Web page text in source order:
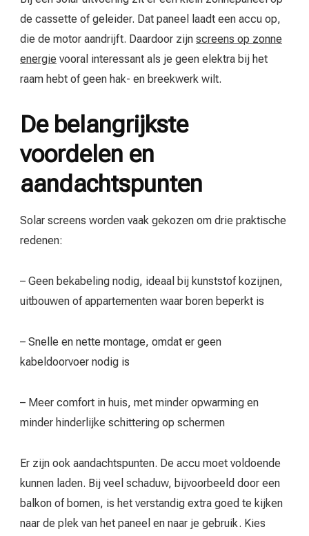
de cassette of geleider. Dat paneel laadt een accu op,
die de motor aandrijft. Daardoor zijn screens op zonne
energie vooral interessant als je geen elektra bij het
raam hebt of geen hak- en breekwerk wilt.
De belangrijkste
voordelen en
aandachtspunten
Solar screens worden vaak gekozen om drie praktische
redenen:
– Geen bekabeling nodig, ideaal bij kunststof kozijnen,
uitbouwen of appartementen waar boren beperkt is
– Snelle en nette montage, omdat er geen
kabeldoorvoer nodig is
– Meer comfort in huis, met minder opwarming en
minder hinderlijke schittering op schermen
Er zijn ook aandachtspunten. De accu moet voldoende
kunnen laden. Bij veel schaduw, bijvoorbeeld door een
balkon of bomen, is het verstandig extra goed te kijken
naar de plek van het paneel en naar je gebruik. Kies